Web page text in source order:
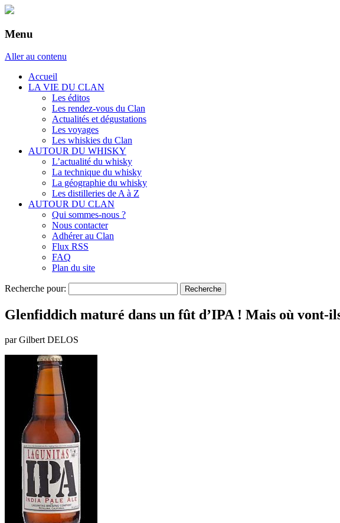
Menu
Aller au contenu
Accueil
LA VIE DU CLAN
Les éditos
Les rendez-vous du Clan
Actualités et dégustations
Les voyages
Les whiskies du Clan
AUTOUR DU WHISKY
L’actualité du whisky
La technique du whisky
La géographie du whisky
Les distilleries de A à Z
AUTOUR DU CLAN
Qui sommes-nous ?
Nous contacter
Adhérer au Clan
Flux RSS
FAQ
Plan du site
Recherche pour:
Glenfiddich maturé dans un fût d’IPA ! Mais où vont-
par Gilbert DELOS